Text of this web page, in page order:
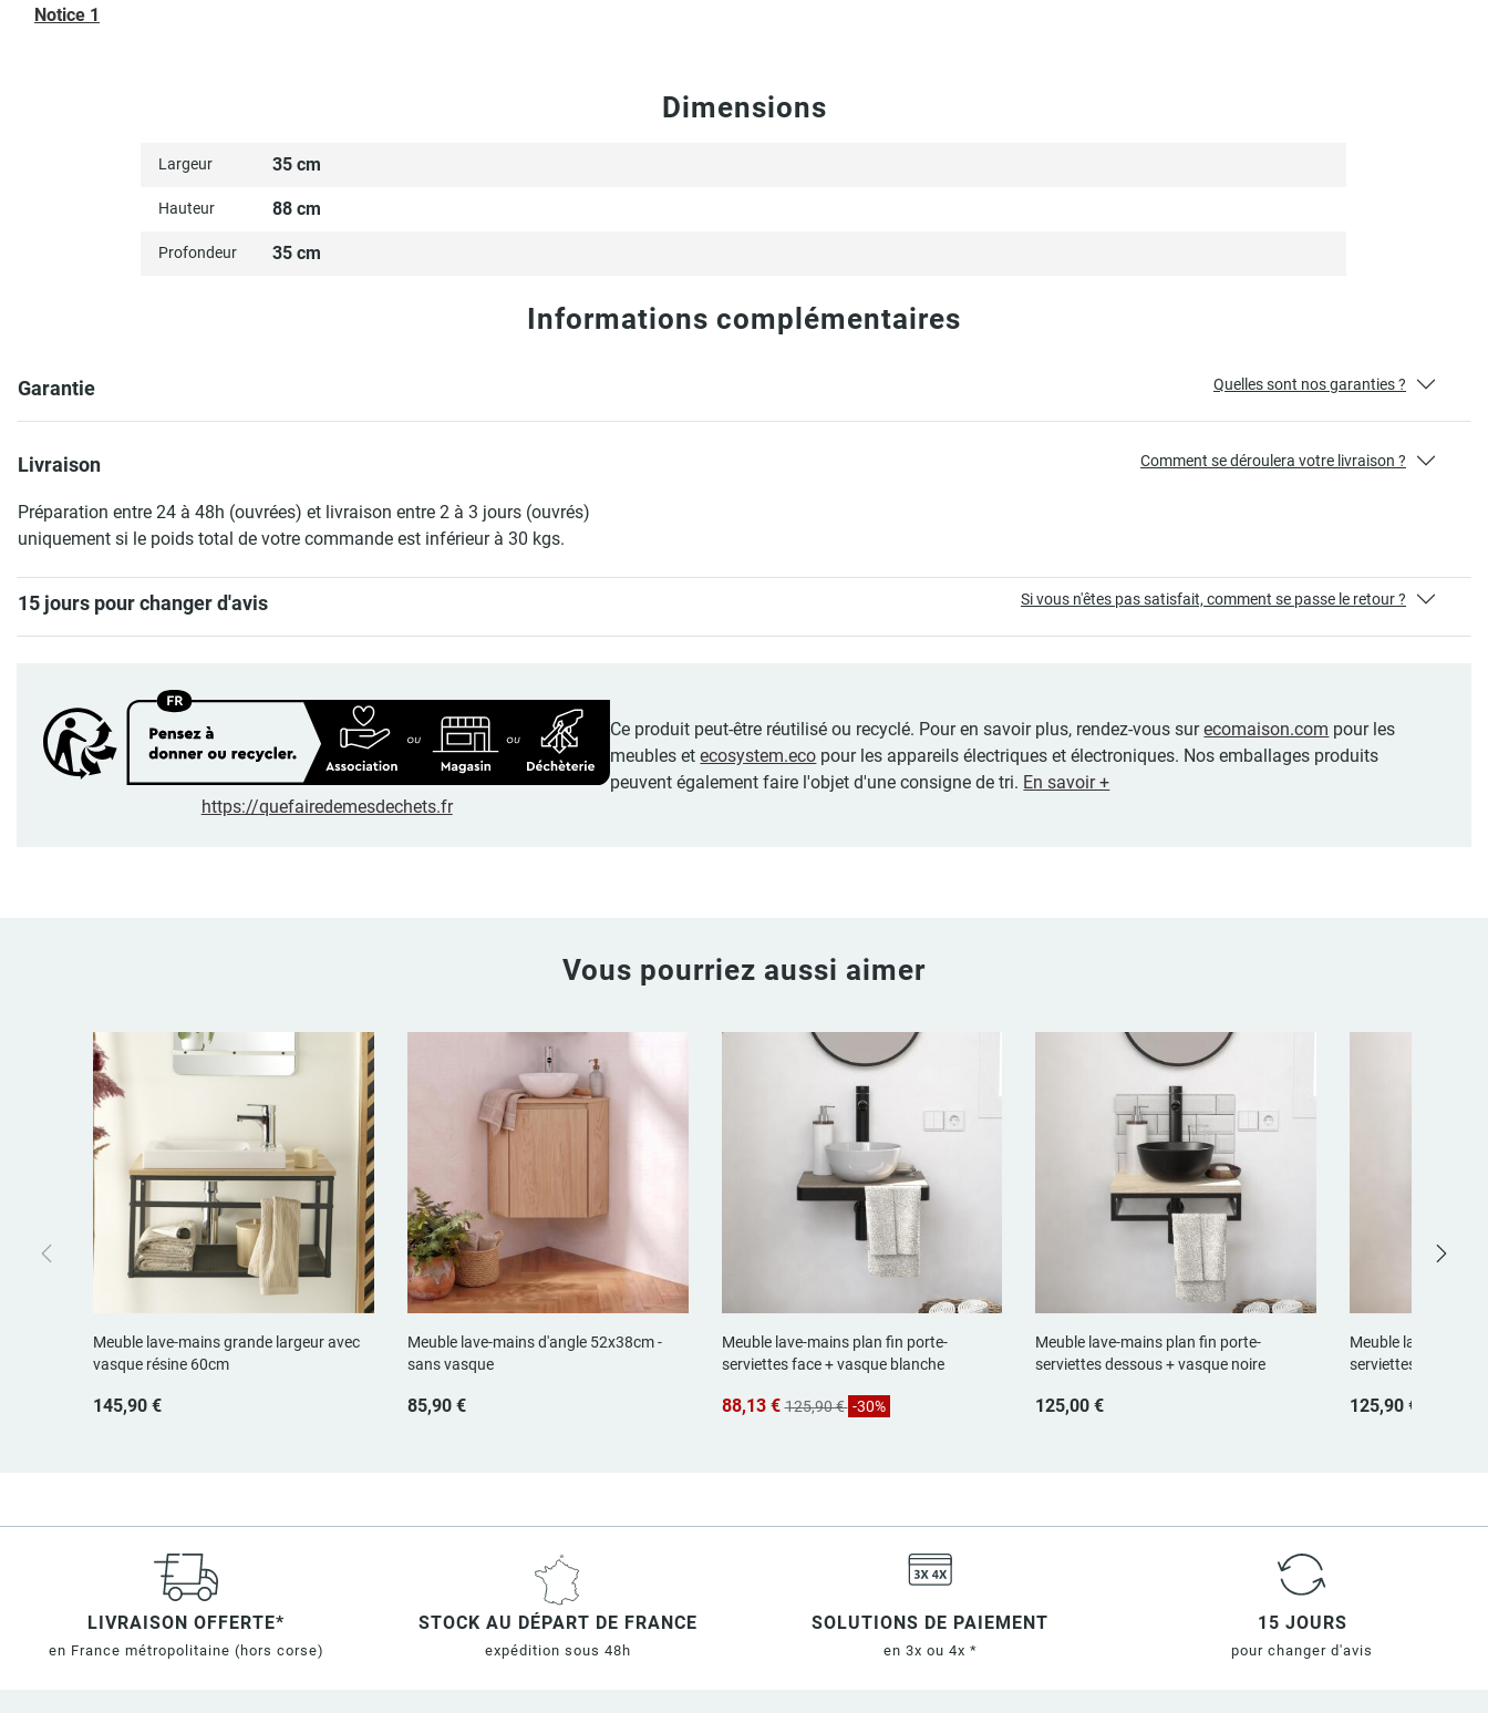
Notice 1
Dimensions
Largeur 35 cm
Hauteur 88 cm
Profondeur 35 cm
Informations complémentaires
Garantie Quelles sont nos garanties ?
Livraison
Préparation entre 24 à 48h (ouvrées) et livraison entre 2 à 3 jours (ouvrés)
uniquement si le poids total de votre commande est inférieur à 30 kgs.
Comment se déroulera votre livraison ?
15 jours pour changer d'avis Si vous n'êtes pas satisfait, comment se passe le retour ?
https://quefairedemesdechets.fr
Ce produit peut-être réutilisé ou recyclé. Pour en savoir plus, rendez-vous surecomaison.com pour les
meubles etecosystem.eco pour les appareils électriques et électroniques. Nos emballages produits
peuvent également faire l'objet d'une consigne de tri. En savoir +
Vous pourriez aussi aimer
Meuble lave-mains grande largeur avec
vasque résine 60cm
145,90 €
Meuble lave-mains d'angle 52x38cm -
sans vasque
85,90 €
Meuble lave-mains plan fin porte-
serviettes face + vasque blanche
88,13 €125,90 € -30%
Meuble lave-mains plan fin porte-
serviettes dessous + vasque noire
125,00 €
Meuble lave-mains
serviettes dessous
125,90 €
LIVRAISON OFFERTE*
en France métropolitaine (hors corse)
STOCK AU DÉPART DE FRANCE
expédition sous 48h
SOLUTIONS DE PAIEMENT
en 3x ou 4x *
15 JOURS
pour changer d'avis